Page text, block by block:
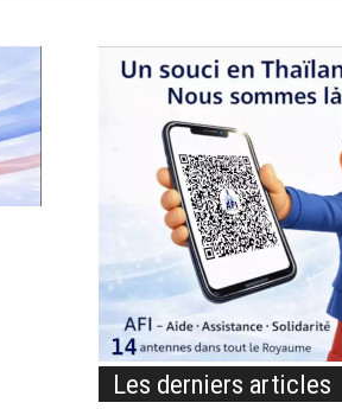
Les derniers articles